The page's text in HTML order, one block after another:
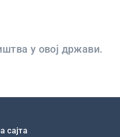
у овој држави.
сајта